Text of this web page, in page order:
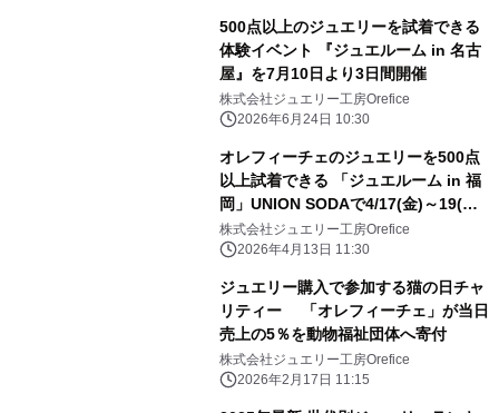
500点以上のジュエリーを試着できる
体験イベント 『ジュエルーム in 名古
屋』を7月10日より3日間開催
株式会社ジュエリー工房Orefice
2026年6月24日 10:30
オレフィーチェのジュエリーを500点
以上試着できる 「ジュエルーム in 福
岡」UNION SODAで4/17(金)～19(日)
開催
株式会社ジュエリー工房Orefice
2026年4月13日 11:30
ジュエリー購入で参加する猫の日チャ
リティー 「オレフィーチェ」が当日
売上の5％を動物福祉団体へ寄付
株式会社ジュエリー工房Orefice
2026年2月17日 11:15